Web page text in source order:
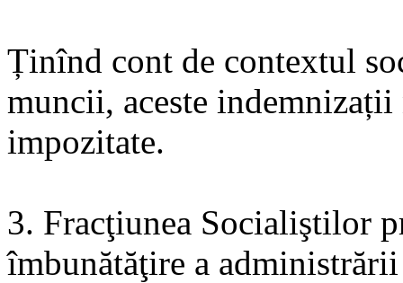
Ținînd cont de contextul
muncii, aceste
impozitate.
3. Fracţiunea Socialiştilor
îmbunătăţire a